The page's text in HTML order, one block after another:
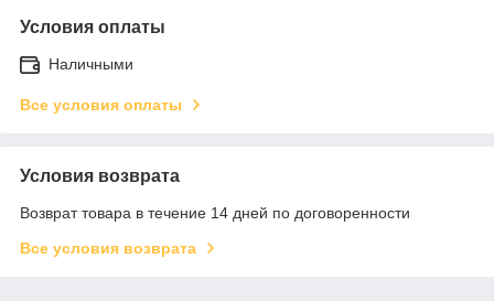
Условия оплаты
Наличными
Все условия оплаты
Условия возврата
Возврат товара в течение 14 дней по договоренности
Все условия возврата